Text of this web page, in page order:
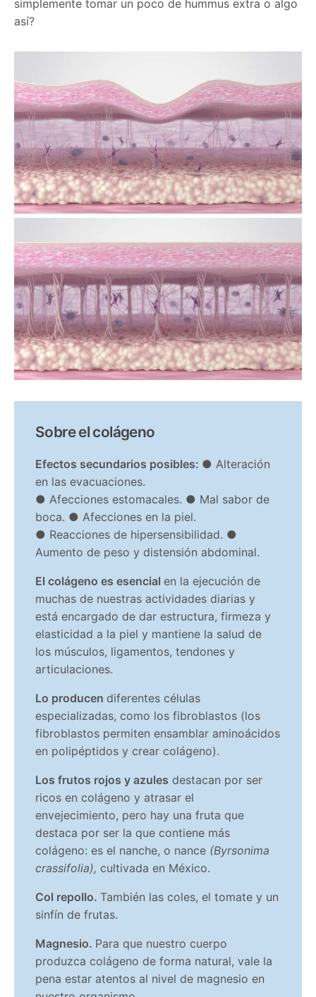
simplemente tomar un poco de hummus extra o algo
así?
Sobre el colágeno
Efectos secundarios posibles: ● Alteración
en las evacuaciones.
● Afecciones estomacales. ● Mal sabor de
boca. ● Afecciones en la piel.
● Reacciones de hipersensibilidad. ●
Aumento de peso y distensión abdominal.
El colágeno es esencial en la ejecución de
muchas de nuestras actividades diarias y
está encargado de dar estructura, firmeza y
elasticidad a la piel y mantiene la salud de
los músculos, ligamentos, tendones y
articulaciones.
Lo producen diferentes células
especializadas, como los fibroblastos (los
fibroblastos permiten ensamblar aminoácidos
en polipéptidos y crear colágeno).
Losfrutos rojos y azules destacan por ser
ricos en colágeno y atrasar el
envejecimiento, pero hay una fruta que
destaca por ser la que contiene más
colágeno: es el nanche, o nance (Byrsonima
crassifolia), cultivada en México.
Col repollo. También las coles, el tomate y un
sinfín de frutas.
Magnesio. Para que nuestro cuerpo
produzca colágeno de forma natural, vale la
pena estar atentos al nivel de magnesio en